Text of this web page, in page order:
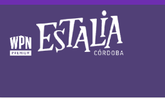
Ir al contenido